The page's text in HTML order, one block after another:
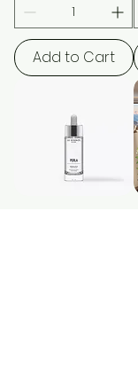
Add to Cart